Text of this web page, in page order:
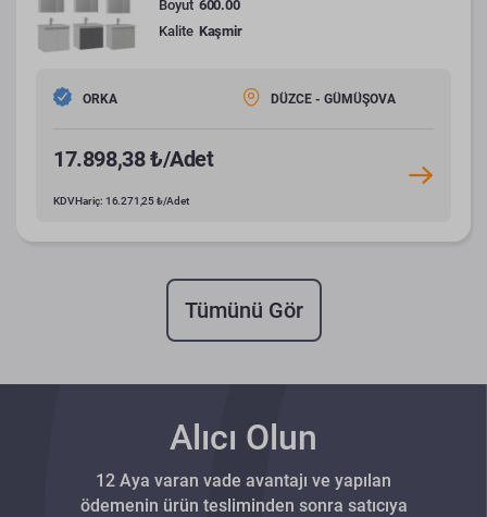
Boyut 600.00
Kalite Kaşmir
ORKA DÜZCE - GÜMÜŞOVA
17.898,38 ₺/Adet
KDV Hariç: 16.271,25 ₺/Adet
Tümünü Gör
Alıcı Olun
12 Aya varan vade avantajı ve yapılan
ödemenin ürün tesliminden sonra satıcıya